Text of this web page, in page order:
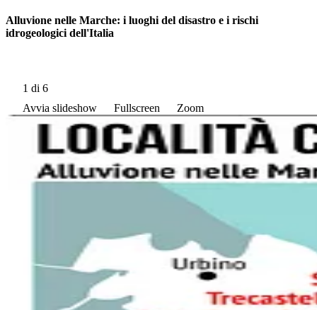
Alluvione nelle Marche: i luoghi del disastro e i rischi
idrogeologici dell'Italia
1 di 6
Avvia slideshow
Fullscreen Zoom